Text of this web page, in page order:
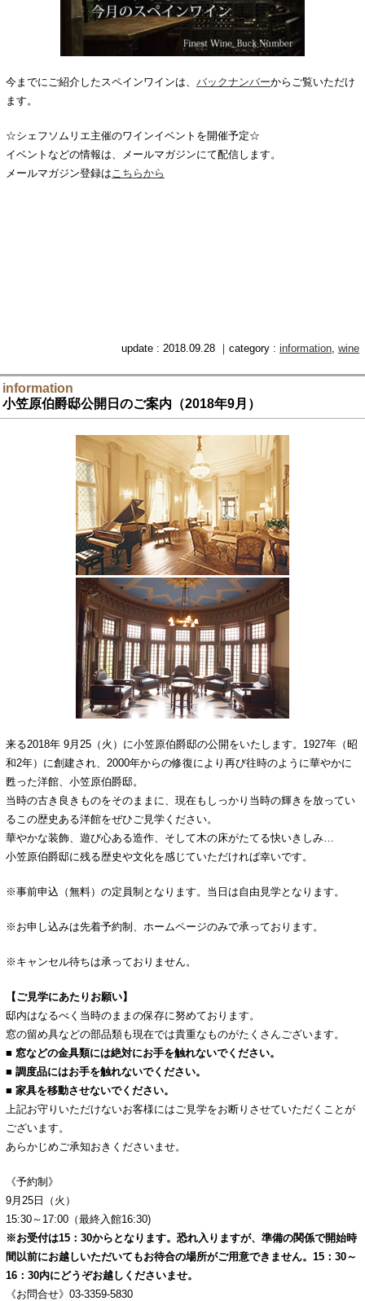
今までにご紹介したスペインワインは、 バックナンバーからご覧いただけ
ます。
☆シェフソムリエ主催のワインイベントを開催予定☆
イベントなどの情報は、メールマガジンにて配信します。
メールマガジン登録はこちらから
update : 2018.09.28 ｜category : information, wine
information
小笠原伯爵邸公開日のご案内（2018年9月）
来る2018年 9月25（火）に小笠原伯爵邸の公開をいたします。1927年（昭
和2年）に創建され、2000年からの修復により再び往時のように華やかに
甦った洋館、小笠原伯爵邸。
当時の古き良きものをそのままに、現在もしっかり当時の輝きを放ってい
るこの歴史ある洋館をぜひご見学ください。
華やかな装飾、遊び心ある造作、そして木の床がたてる快いきしみ…
小笠原伯爵邸に残る歴史や文化を感じていただければ幸いです。
※事前申込（無料）の定員制となります。当日は自由見学となります。
※お申し込みは先着予約制、ホームページのみで承っております。
※キャンセル待ちは承っておりません。
【ご見学にあたりお願い】
邸内はなるべく当時のままの保存に努めております。
窓の留め具などの部品類も現在では貴重なものがたくさんございます。
■ 窓などの金具類には絶対にお手を触れないでください。
■ 調度品にはお手を触れないでください。
■ 家具を移動させないでください。
上記お守りいただけないお客様にはご見学をお断りさせていただくことが
ございます。
あらかじめご承知おきくださいませ。
《予約制》
9月25日（火）
15:30～17:00（最終入館16:30)
※お受付は15：30からとなります。恐れ入りますが、準備の関係で開始時
間以前にお越しいただいてもお待合の場所がご用意できません。15：30～
16：30内にどうぞお越しくださいませ。
《お問合せ》03-3359-5830